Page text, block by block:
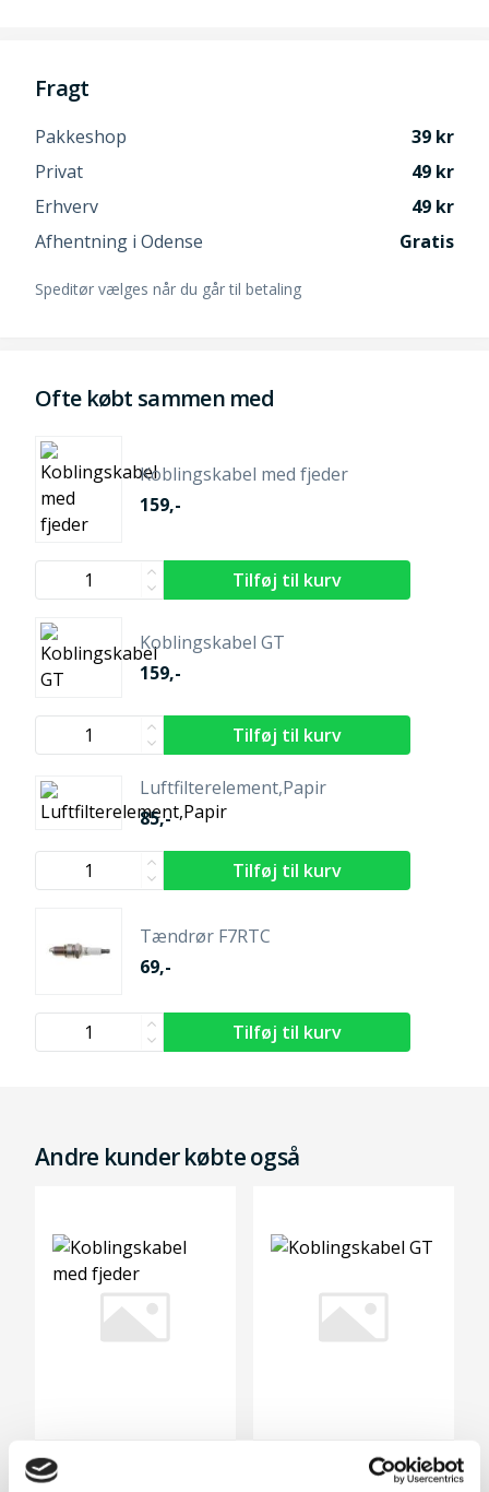
Fragt
Pakkeshop
39
Privat
49
Erhverv
49
Afhentning i Odense
Gratis
Speditør vælges når du går til betaling
Ofte købt sammen med
Koblingskabel med fjeder
159,-
Koblingskabel GT
159,-
Luftfilterelement,Papir
85,-
Tændrør F7RTC
69,-
Andre kunder købte også
Koblingskabel med fjeder
159,-
Koblingskabel GT